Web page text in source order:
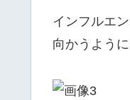
インフルエ
向かうよう